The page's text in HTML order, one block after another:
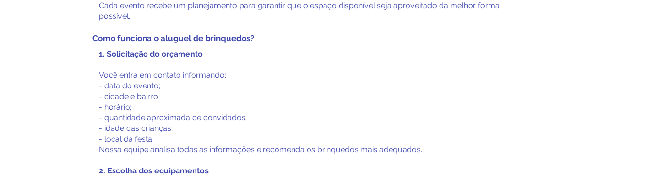
Cada evento recebe um planejamento para garantir que o espaço disponível seja aproveitado da melhor forma
possível.
Como funciona o aluguel de brinquedos?
1. Solicitação do orçamento
Você entra em contato informando:
- data do evento;
- cidade e bairro;
- horário;
- quantidade aproximada de convidados;
- idade das crianças;
- local da festa.
Nossa equipe analisa todas as informações e recomenda os brinquedos mais adequados.
2. Escolha dos equipamentos